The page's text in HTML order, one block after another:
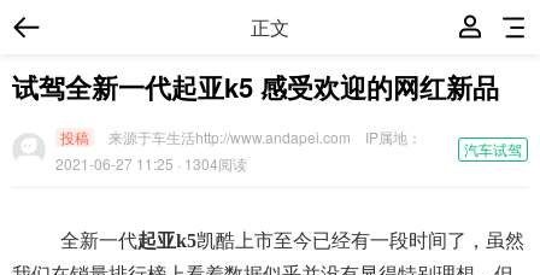
正文
试驾全新一代起亚k5 感受欢迎的网红新品
汽车试驾
投稿 来源于车生活http://www.andapei.com
IP属地：
2021-06-27 11:25 · 1304阅读
全新一代起亚k5凯酷上市至今已经有一段时间了，虽然